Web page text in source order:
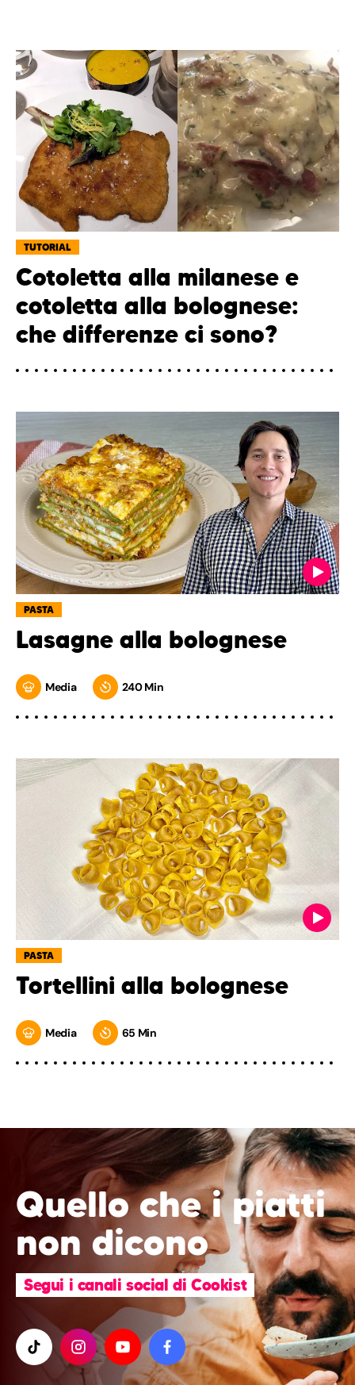
TUTORIAL
Cotoletta alla milanese e
cotoletta alla bolognese:
che differenze ci sono?
PASTA
Lasagne alla bolognese
Media 240 Min
PASTA
Tortellini alla bolognese
Media 65 Min
Quello che i piatti
non dicono
Segui i canali social di Cookist